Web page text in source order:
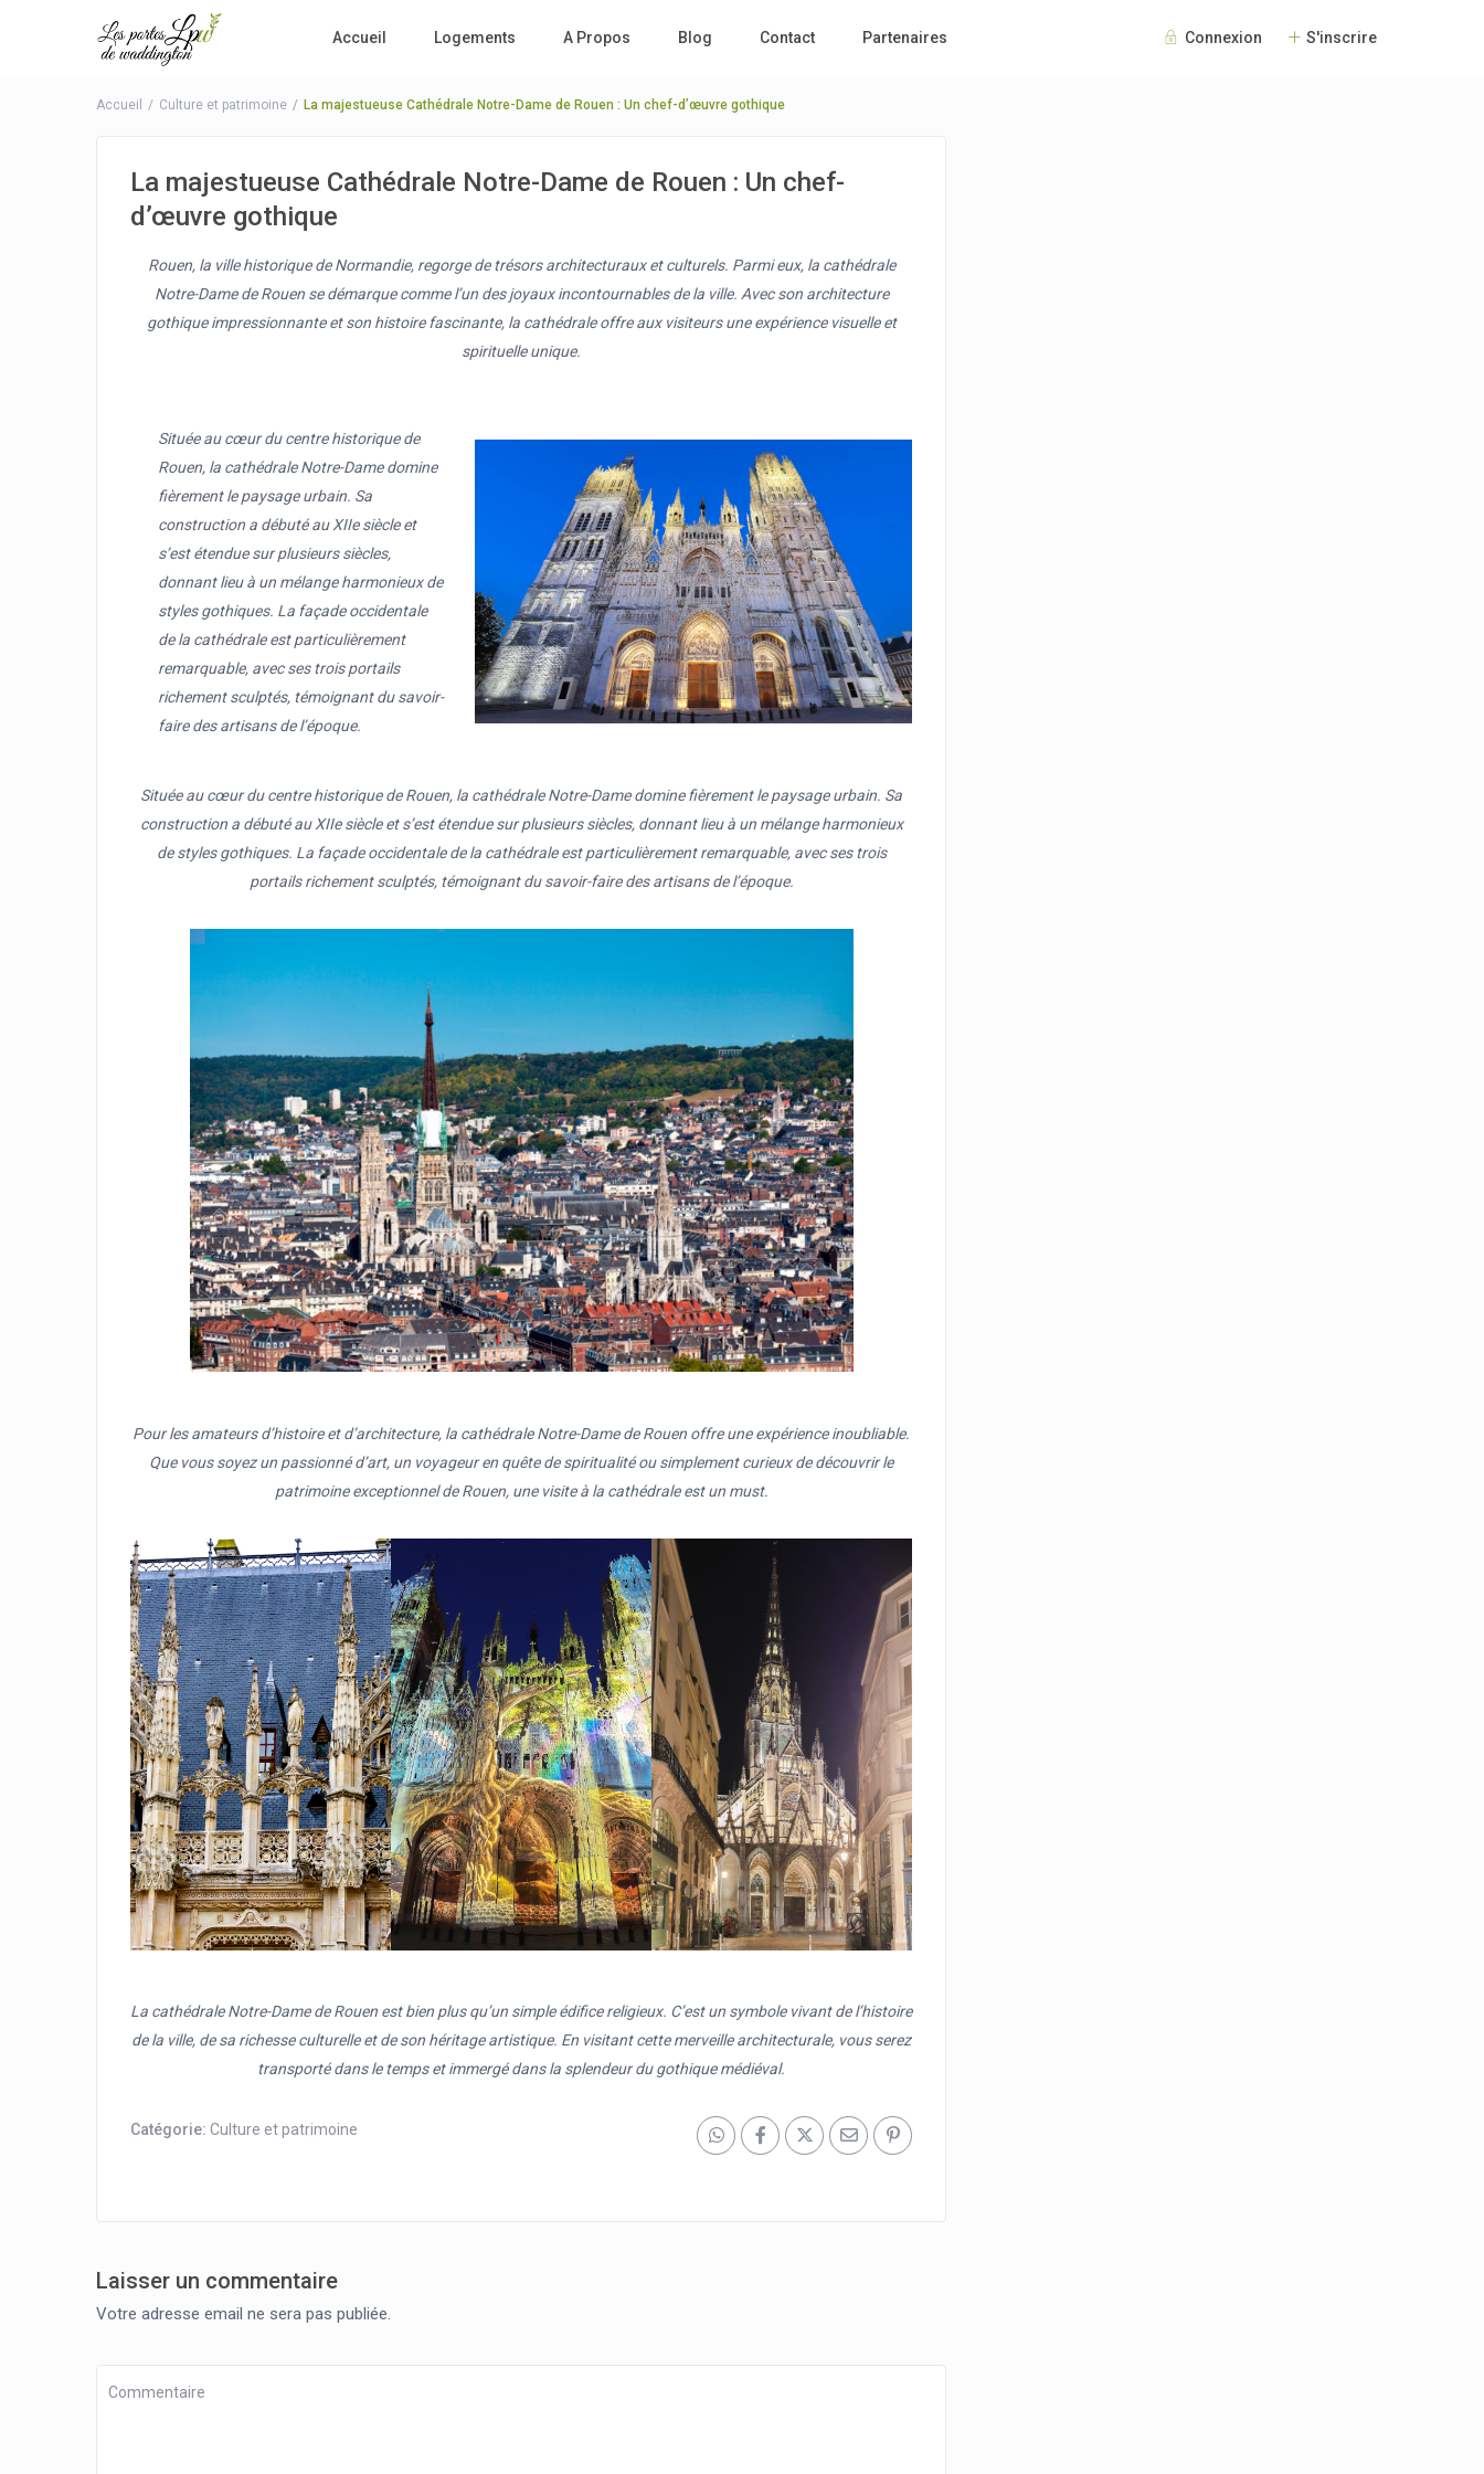
Connexion S'inscrire
Accueil Logements A Propos Blog Contact Partenaires
Accueil Culture et patrimoine La majestueuse Cathédrale Notre-Dame de Rouen : Un chef-d’œuvre gothique
La majestueuse Cathédrale Notre-Dame de Rouen : Un chef-
d’œuvre gothique
Rouen, la ville historique de Normandie, regorge de trésors architecturaux et culturels. Parmi eux, la cathédrale
Notre-Dame de Rouen se démarque comme l’un des joyaux incontournables de la ville. Avec son architecture
gothique impressionnante et son histoire fascinante, la cathédrale offre aux visiteurs une expérience visuelle et
spirituelle unique.
Située au cœur du centre historique de
Rouen, la cathédrale Notre-Dame domine
fièrement le paysage urbain. Sa
construction a débuté au XIIe siècle et
s’est étendue sur plusieurs siècles,
donnant lieu à un mélange harmonieux de
styles gothiques. La façade occidentale
de la cathédrale est particulièrement
remarquable, avec ses trois portails
richement sculptés, témoignant du savoir-
faire des artisans de l’époque.
Située au cœur du centre historique de Rouen, la cathédrale Notre-Dame domine fièrement le paysage urbain. Sa
construction a débuté au XIIe siècle et s’est étendue sur plusieurs siècles, donnant lieu à un mélange harmonieux
de styles gothiques. La façade occidentale de la cathédrale est particulièrement remarquable, avec ses trois
portails richement sculptés, témoignant du savoir-faire des artisans de l’époque.
Pour les amateurs d’histoire et d’architecture, la cathédrale Notre-Dame de Rouen offre une expérience inoubliable.
Que vous soyez un passionné d’art, un voyageur en quête de spiritualité ou simplement curieux de découvrir le
patrimoine exceptionnel de Rouen, une visite à la cathédrale est un must.
La cathédrale Notre-Dame de Rouen est bien plus qu’un simple édifice religieux. C’est un symbole vivant de l’histoire
de la ville, de sa richesse culturelle et de son héritage artistique. En visitant cette merveille architecturale, vous serez
transporté dans le temps et immergé dans la splendeur du gothique médiéval.
Catégorie: Culture et patrimoine
Laisser un commentaire
Votre adresse email ne sera pas publiée.